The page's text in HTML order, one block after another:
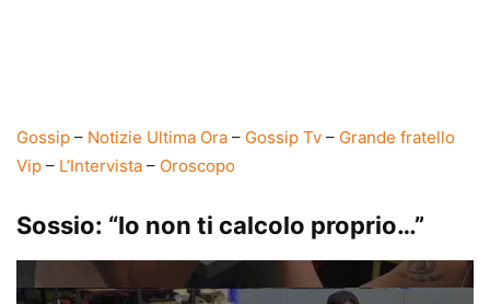
Gossip – Notizie Ultima Ora – Gossip Tv – Grande fratello
Vip – L’Intervista – Oroscopo
Sossio: “Io non ti calcolo proprio…”